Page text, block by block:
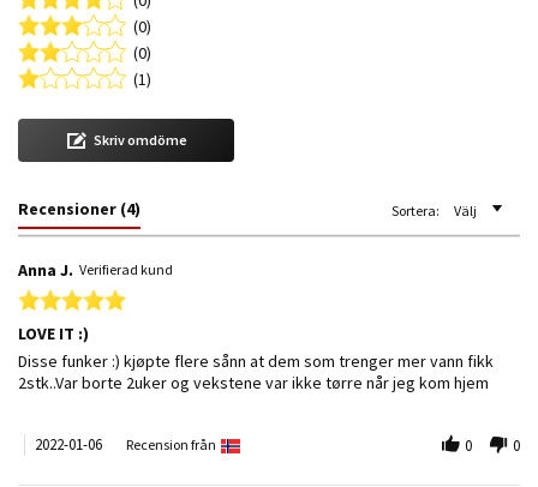
(0)
(0)
(1)
Skriv omdöme
Recensioner (4) Sortera: Välj
Anna J. Verifierad kund
5.0 star rating
LOVE IT :)
Review by Anna J. on 6 Jan 2022
review stating LOVE IT :)
Disse funker :) kjøpte flere sånn at dem som trenger mer vann fikk
2stk..Var borte 2uker og vekstene var ikke tørre når jeg kom hjem
2022-01-06 Recension från 0 0